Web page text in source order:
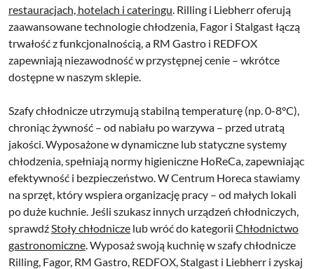
restauracjach, hotelach i cateringu. Rilling i Liebherr oferują
zaawansowane technologie chłodzenia, Fagor i Stalgast łączą
trwałość z funkcjonalnością, a RM Gastro i REDFOX
zapewniają niezawodność w przystępnej cenie – wkrótce
dostępne w naszym sklepie.
Szafy chłodnicze utrzymują stabilną temperaturę (np. 0-8°C),
chroniąc żywność – od nabiału po warzywa – przed utratą
jakości. Wyposażone w dynamiczne lub statyczne systemy
chłodzenia, spełniają normy higieniczne HoReCa, zapewniając
efektywność i bezpieczeństwo. W Centrum Horeca stawiamy
na sprzęt, który wspiera organizację pracy – od małych lokali
po duże kuchnie. Jeśli szukasz innych urządzeń chłodniczych,
sprawdźStoły chłodnicze lub wróć do kategorii Chłodnictwo
gastronomiczne. Wyposaż swoją kuchnię w szafy chłodnicze
Rilling, Fagor, RM Gastro, REDFOX, Stalgast i Liebherr i zyskaj